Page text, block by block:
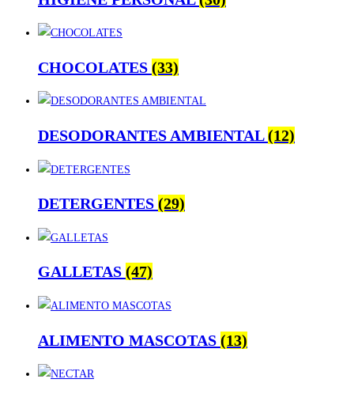
CHOCOLATES (33)
DESODORANTES AMBIENTAL(12)
DETERGENTES (29)
GALLETAS (47)
ALIMENTO MASCOTAS (13)